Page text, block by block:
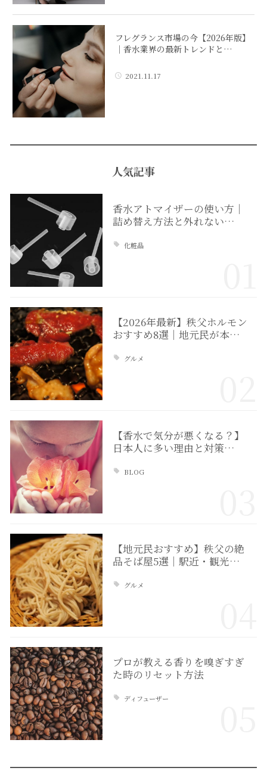
フレグランス市場の今【2026年版】
｜香水業界の最新トレンドと…
2021.11.17
人気記事
香水アトマイザーの使い方｜
詰め替え方法と外れない…
化粧品
【2026年最新】秩父ホルモン
おすすめ8選｜地元民が本…
グルメ
【香水で気分が悪くなる？】
日本人に多い理由と対策…
BLOG
【地元民おすすめ】秩父の絶
品そば屋5選｜駅近・観光…
グルメ
プロが教える香りを嗅ぎすぎ
た時のリセット方法
ディフューザー